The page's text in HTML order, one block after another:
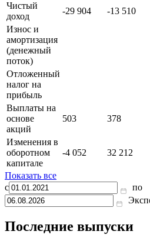
Чистый
доход
-29 904 -13 510
Износ и
амортизация
(денежный
поток)
Отложенный
налог на
прибыль
Выплаты на
основе
акций
503 378
Изменения в
оборотном
капитале
-4 052 32 212
Показать все
с
по
Последние выпуски